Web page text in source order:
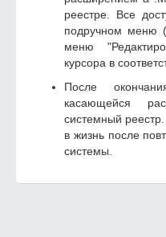
реестре. Все
подручном меню
меню
курсора в
После
касающейся
системный
в жизнь после
системы.